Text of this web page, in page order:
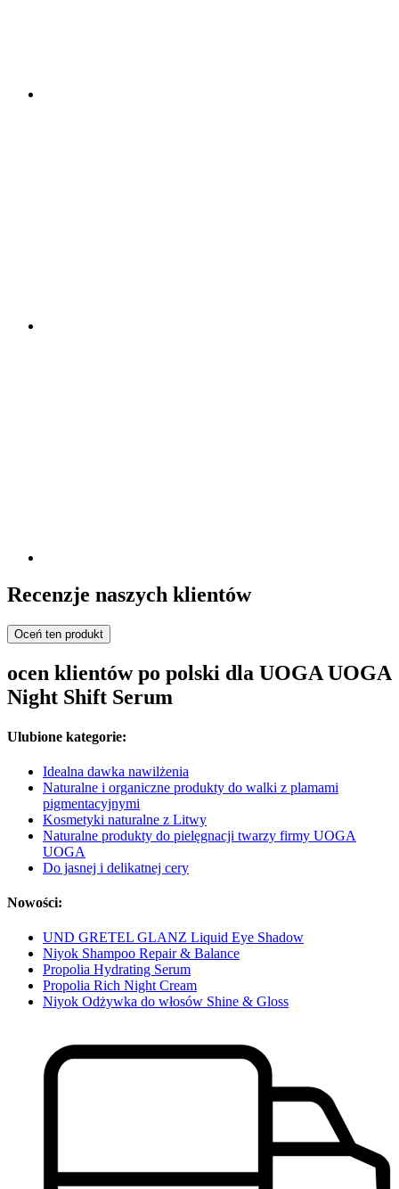
Recenzje naszych klientów
Oceń ten produkt
ocen klientów po polski dla UOGA UOGA
Night Shift Serum
Ulubione kategorie:
Idealna dawka nawilżenia
Naturalne i organiczne produkty do walki z plamami
pigmentacyjnymi
Kosmetyki naturalne z Litwy
Naturalne produkty do pielęgnacji twarzy firmy UOGA
UOGA
Do jasnej i delikatnej cery
Nowości:
UND GRETEL GLANZ Liquid Eye Shadow
Niyok Shampoo Repair & Balance
Propolia Hydrating Serum
Propolia Rich Night Cream
Niyok Odżywka do włosów Shine & Gloss